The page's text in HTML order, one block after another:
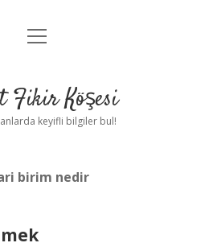
Anasayfa
Yasal Uyarı
menüyü
Fikir Köşesi
keyifli bilgiler bul!
birim nedir